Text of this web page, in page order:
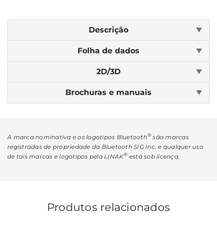
Descrição
Folha de dados
2D/3D
Brochuras e manuais
A marca nominativa e os logotipos Bluetooth® são marcas
registradas de propriedade da Bluetooth SIG Inc. e qualquer uso
de tais marcas e logotipos pela LINAK® está sob licença.
Produtos relacionados